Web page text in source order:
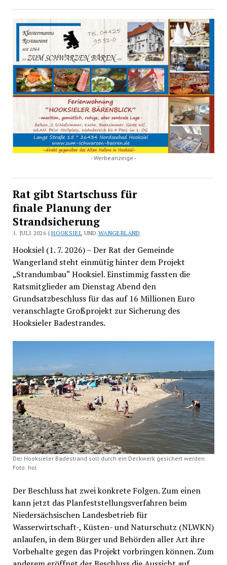
- Werbeanzeige -
Rat gibt Startschuss für
finale Planung der
Strandsicherung
1. JULI 2026 |HOOKSIEL UND WANGERLAND
Hooksiel (1. 7. 2026) – Der Rat der Gemeinde
Wangerland steht einmütig hinter dem Projekt
„Strandumbau“ Hooksiel. Einstimmig fassten die
Ratsmitglieder am Dienstag Abend den
Grundsatzbeschluss für das auf 16 Millionen Euro
veranschlagte Großprojekt zur Sicherung des
Hooksieler Badestrandes.
Der Hooksieler Badestrand soll durch ein Deckwerk gesichert werden.
Foto: hol
Der Beschluss hat zwei konkrete Folgen. Zum einen
kann jetzt das Planfeststellungsverfahren beim
Niedersächsischen Landesbetrieb für
Wasserwirtschaft-, Küsten- und Naturschutz (NLWKN)
anlaufen, in dem Bürger und Behörden aller Art ihre
Vorbehalte gegen das Projekt vorbringen können. Zum